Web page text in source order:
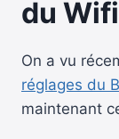
du
On a vu
réglages du
maintenant